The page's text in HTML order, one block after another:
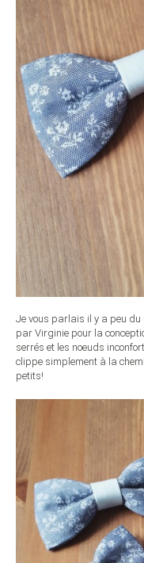
Je vous parlais il y a peu
par Virginie pour la
serrés et les noeuds
clippe simplement à la
petits!